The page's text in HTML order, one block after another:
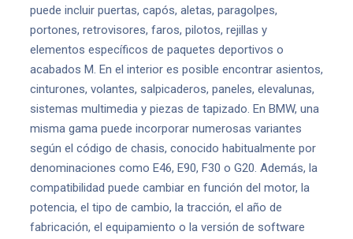
puede incluir puertas, capós, aletas, paragolpes,
portones, retrovisores, faros, pilotos, rejillas y
elementos específicos de paquetes deportivos o
acabados M. En el interior es posible encontrar asientos,
cinturones, volantes, salpicaderos, paneles, elevalunas,
sistemas multimedia y piezas de tapizado. En BMW, una
misma gama puede incorporar numerosas variantes
según el código de chasis, conocido habitualmente por
denominaciones como E46, E90, F30 o G20. Además, la
compatibilidad puede cambiar en función del motor, la
potencia, el tipo de cambio, la tracción, el año de
fabricación, el equipamiento o la versión de software